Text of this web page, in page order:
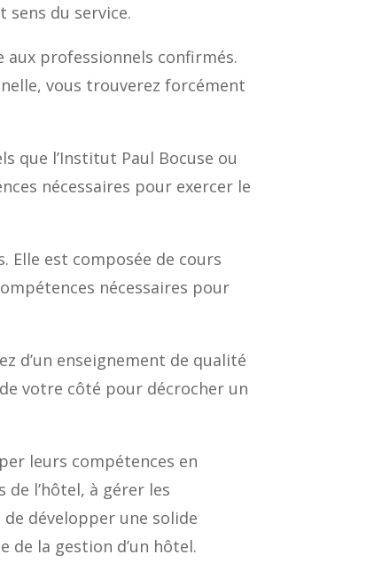
sens du service.
professionnels confirmés.
vous trouverez forcément
que l’Institut Paul Bocuse ou
nécessaires pour exercer le
Elle est composée de cours
nécessaires pour
d’un enseignement de qualité
votre côté pour décrocher un
leurs compétences en
l’hôtel, à gérer les
développer une solide
de la gestion d’un hôtel.